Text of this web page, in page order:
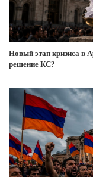
Новый этап кризиса в
решение КС?